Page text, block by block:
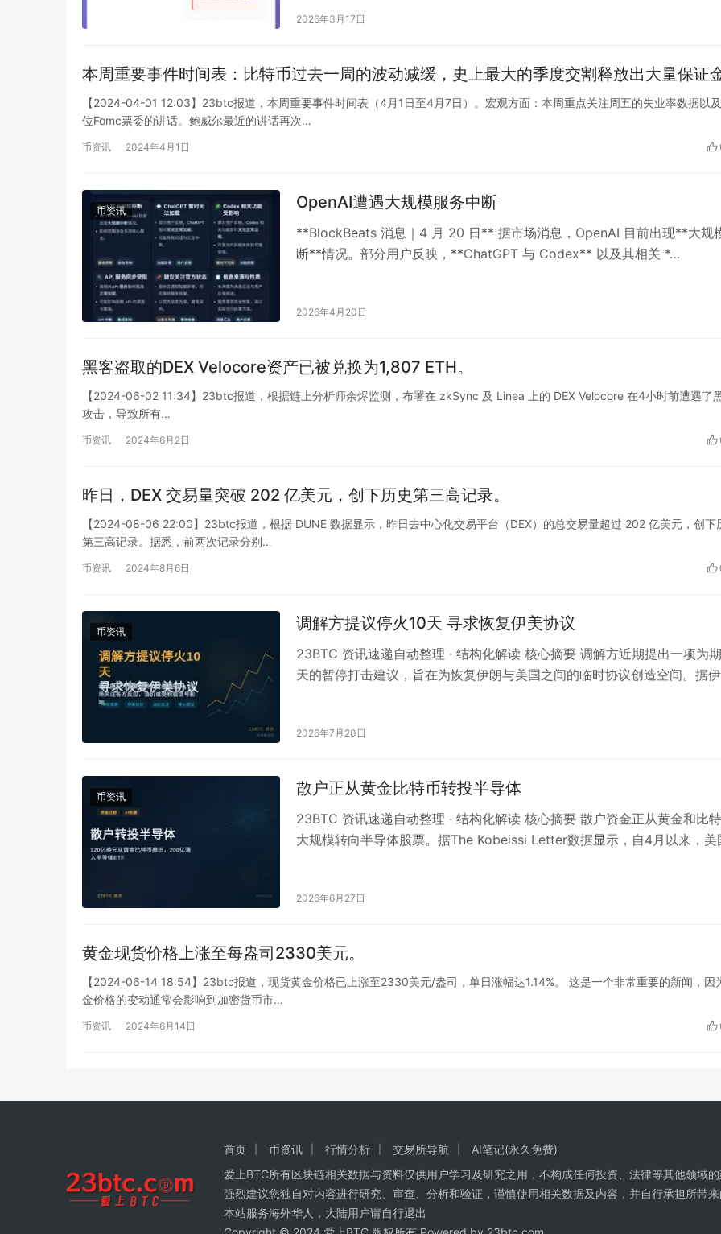
2026年3月17日
本周重要事件时间表：比特币过去一周的波动减缓，史上最大的季度交割释放出大量保证
【2024-04-01 12:03】23btc报道，本周重要事件时间表（4月1日至4月7日）。宏观方面：本周重点关注周五的失业率数据以
位Fomc票委的讲话。鲍威尔最近的讲话再次…
币资讯 2024年4月1日
币资讯 OpenAI遭遇大规模服务中断
**BlockBeats 消息｜4 月 20 日** 据市场消息，OpenAI 目前出现**大规
断**情况。部分用户反映，**ChatGPT 与 Codex** 以及其相关 *…
2026年4月20日
黑客盗取的DEX Velocore资产已被兑换为1,807 ETH。
【2024-06-02 11:34】23btc报道，根据链上分析师余烬监测，布署在 zkSync 及 Linea 上的 DEX Velocore 在4小时前遭遇了
攻击，导致所有…
币资讯 2024年6月2日
昨日，DEX 交易量突破 202 亿美元，创下历史第三高记录。
【2024-08-06 22:00】23btc报道，根据 DUNE 数据显示，昨日去中心化交易平台（DEX）的总交易量超过 202 亿美元，创下
第三高记录。据悉，前两次记录分别…
币资讯 2024年8月6日
币资讯 调解方提议停火10天 寻求恢复伊美协议
23BTC 资讯速递自动整理 · 结构化解读 核心摘要 调解方近期提出一项为
天的暂停打击建议，旨在为恢复伊朗与美国之间的临时协议创造空间。据
2026年7月20日
币资讯 散户正从黄金比特币转投半导体
23BTC 资讯速递自动整理 · 结构化解读 核心摘要 散户资金正从黄金和比
大规模转向半导体股票。据The Kobeissi Letter数据显示，自4月以来，美
2026年6月27日
黄金现货价格上涨至每盎司2330美元。
【2024-06-14 18:54】23btc报道，现货黄金价格已上涨至2330美元/盎司，单日涨幅达1.14%。 这是一个非常重要的新闻，因
金价格的变动通常会影响到加密货币市…
币资讯 2024年6月14日
首页 币资讯 行情分析 交易所导航
AI笔记(永久免费)
爱上BTC所有区块链相关数据与资料仅供用户学习及研究之用，不构成任何投资、法律等其他领域
强烈建议您独自对内容进行研究、审查、分析和验证，谨慎使用相关数据及内容，并自行承担所带
本站服务海外华人，大陆用户请自行退出